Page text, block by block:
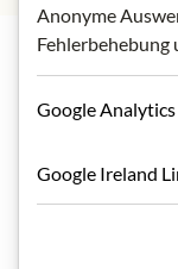
Anonyme
Google Analytics
Google Ireland